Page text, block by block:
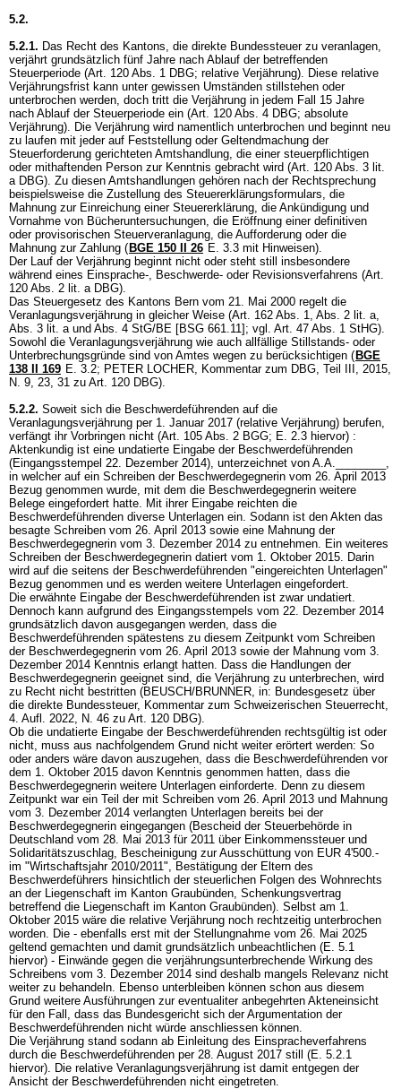
5.2.
5.2.1. Das Recht des Kantons, die direkte Bundessteuer zu veranlagen,
verjährt grundsätzlich fünf Jahre nach Ablauf der betreffenden
Steuerperiode (Art. 120 Abs. 1 DBG; relative Verjährung). Diese relative
Verjährungsfrist kann unter gewissen Umständen stillstehen oder
unterbrochen werden, doch tritt die Verjährung in jedem Fall 15 Jahre
nach Ablauf der Steuerperiode ein (Art. 120 Abs. 4 DBG; absolute
Verjährung). Die Verjährung wird namentlich unterbrochen und beginnt neu
zu laufen mit jeder auf Feststellung oder Geltendmachung der
Steuerforderung gerichteten Amtshandlung, die einer steuerpflichtigen
oder mithaftenden Person zur Kenntnis gebracht wird (Art. 120 Abs. 3 lit.
a DBG). Zu diesen Amtshandlungen gehören nach der Rechtsprechung
beispielsweise die Zustellung des Steuererklärungsformulars, die
Mahnung zur Einreichung einer Steuererklärung, die Ankündigung und
Vornahme von Bücheruntersuchungen, die Eröffnung einer definitiven
oder provisorischen Steuerveranlagung, die Aufforderung oder die
Mahnung zur Zahlung ( BGE 150 II 26 E. 3.3 mit Hinweisen).
Der Lauf der Verjährung beginnt nicht oder steht still insbesondere
während eines Einsprache-, Beschwerde- oder Revisionsverfahrens (Art.
120 Abs. 2 lit. a DBG).
Das Steuergesetz des Kantons Bern vom 21. Mai 2000 regelt die
Veranlagungsverjährung in gleicher Weise (Art. 162 Abs. 1, Abs. 2 lit. a,
Abs. 3 lit. a und Abs. 4 StG/BE [BSG 661.11]; vgl. Art. 47 Abs. 1 StHG).
Sowohl die Veranlagungsverjährung wie auch allfällige Stillstands- oder
Unterbrechungsgründe sind von Amtes wegen zu berücksichtigen ( BGE
138 II 169 E. 3.2; PETER LOCHER, Kommentar zum DBG, Teil III, 2015,
N. 9, 23, 31 zu Art. 120 DBG).
5.2.2. Soweit sich die Beschwerdeführenden auf die
Veranlagungsverjährung per 1. Januar 2017 (relative Verjährung) berufen,
verfängt ihr Vorbringen nicht (Art. 105 Abs. 2 BGG; E. 2.3 hiervor) :
Aktenkundig ist eine undatierte Eingabe der Beschwerdeführenden
(Eingangsstempel 22. Dezember 2014), unterzeichnet von A.A.________,
in welcher auf ein Schreiben der Beschwerdegegnerin vom 26. April 2013
Bezug genommen wurde, mit dem die Beschwerdegegnerin weitere
Belege eingefordert hatte. Mit ihrer Eingabe reichten die
Beschwerdeführenden diverse Unterlagen ein. Sodann ist den Akten das
besagte Schreiben vom 26. April 2013 sowie eine Mahnung der
Beschwerdegegnerin vom 3. Dezember 2014 zu entnehmen. Ein weiteres
Schreiben der Beschwerdegegnerin datiert vom 1. Oktober 2015. Darin
wird auf die seitens der Beschwerdeführenden "eingereichten Unterlagen"
Bezug genommen und es werden weitere Unterlagen eingefordert.
Die erwähnte Eingabe der Beschwerdeführenden ist zwar undatiert.
Dennoch kann aufgrund des Eingangsstempels vom 22. Dezember 2014
grundsätzlich davon ausgegangen werden, dass die
Beschwerdeführenden spätestens zu diesem Zeitpunkt vom Schreiben
der Beschwerdegegnerin vom 26. April 2013 sowie der Mahnung vom 3.
Dezember 2014 Kenntnis erlangt hatten. Dass die Handlungen der
Beschwerdegegnerin geeignet sind, die Verjährung zu unterbrechen, wird
zu Recht nicht bestritten (BEUSCH/BRUNNER, in: Bundesgesetz über
die direkte Bundessteuer, Kommentar zum Schweizerischen Steuerrecht,
4. Aufl. 2022, N. 46 zu Art. 120 DBG).
Ob die undatierte Eingabe der Beschwerdeführenden rechtsgültig ist oder
nicht, muss aus nachfolgendem Grund nicht weiter erörtert werden: So
oder anders wäre davon auszugehen, dass die Beschwerdeführenden vor
dem 1. Oktober 2015 davon Kenntnis genommen hatten, dass die
Beschwerdegegnerin weitere Unterlagen einforderte. Denn zu diesem
Zeitpunkt war ein Teil der mit Schreiben vom 26. April 2013 und Mahnung
vom 3. Dezember 2014 verlangten Unterlagen bereits bei der
Beschwerdegegnerin eingegangen (Bescheid der Steuerbehörde in
Deutschland vom 28. Mai 2013 für 2011 über Einkommenssteuer und
Solidaritätszuschlag, Bescheinigung zur Ausschüttung von EUR 4'500.-
im "Wirtschaftsjahr 2010/2011", Bestätigung der Eltern des
Beschwerdeführers hinsichtlich der steuerlichen Folgen des Wohnrechts
an der Liegenschaft im Kanton Graubünden, Schenkungsvertrag
betreffend die Liegenschaft im Kanton Graubünden). Selbst am 1.
Oktober 2015 wäre die relative Verjährung noch rechtzeitig unterbrochen
worden. Die - ebenfalls erst mit der Stellungnahme vom 26. Mai 2025
geltend gemachten und damit grundsätzlich unbeachtlichen (E. 5.1
hiervor) - Einwände gegen die verjährungsunterbrechende Wirkung des
Schreibens vom 3. Dezember 2014 sind deshalb mangels Relevanz nicht
weiter zu behandeln. Ebenso unterbleiben können schon aus diesem
Grund weitere Ausführungen zur eventualiter anbegehrten Akteneinsicht
für den Fall, dass das Bundesgericht sich der Argumentation der
Beschwerdeführenden nicht würde anschliessen können.
Die Verjährung stand sodann ab Einleitung des Einspracheverfahrens
durch die Beschwerdeführenden per 28. August 2017 still (E. 5.2.1
hiervor). Die relative Veranlagungsverjährung ist damit entgegen der
Ansicht der Beschwerdeführenden nicht eingetreten.